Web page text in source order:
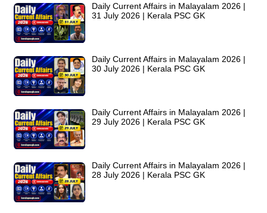
Daily Current Affairs in Malayalam 2026 |
31 July 2026 | Kerala PSC GK
Daily Current Affairs in Malayalam 2026 |
30 July 2026 | Kerala PSC GK
Daily Current Affairs in Malayalam 2026 |
29 July 2026 | Kerala PSC GK
Daily Current Affairs in Malayalam 2026 |
28 July 2026 | Kerala PSC GK